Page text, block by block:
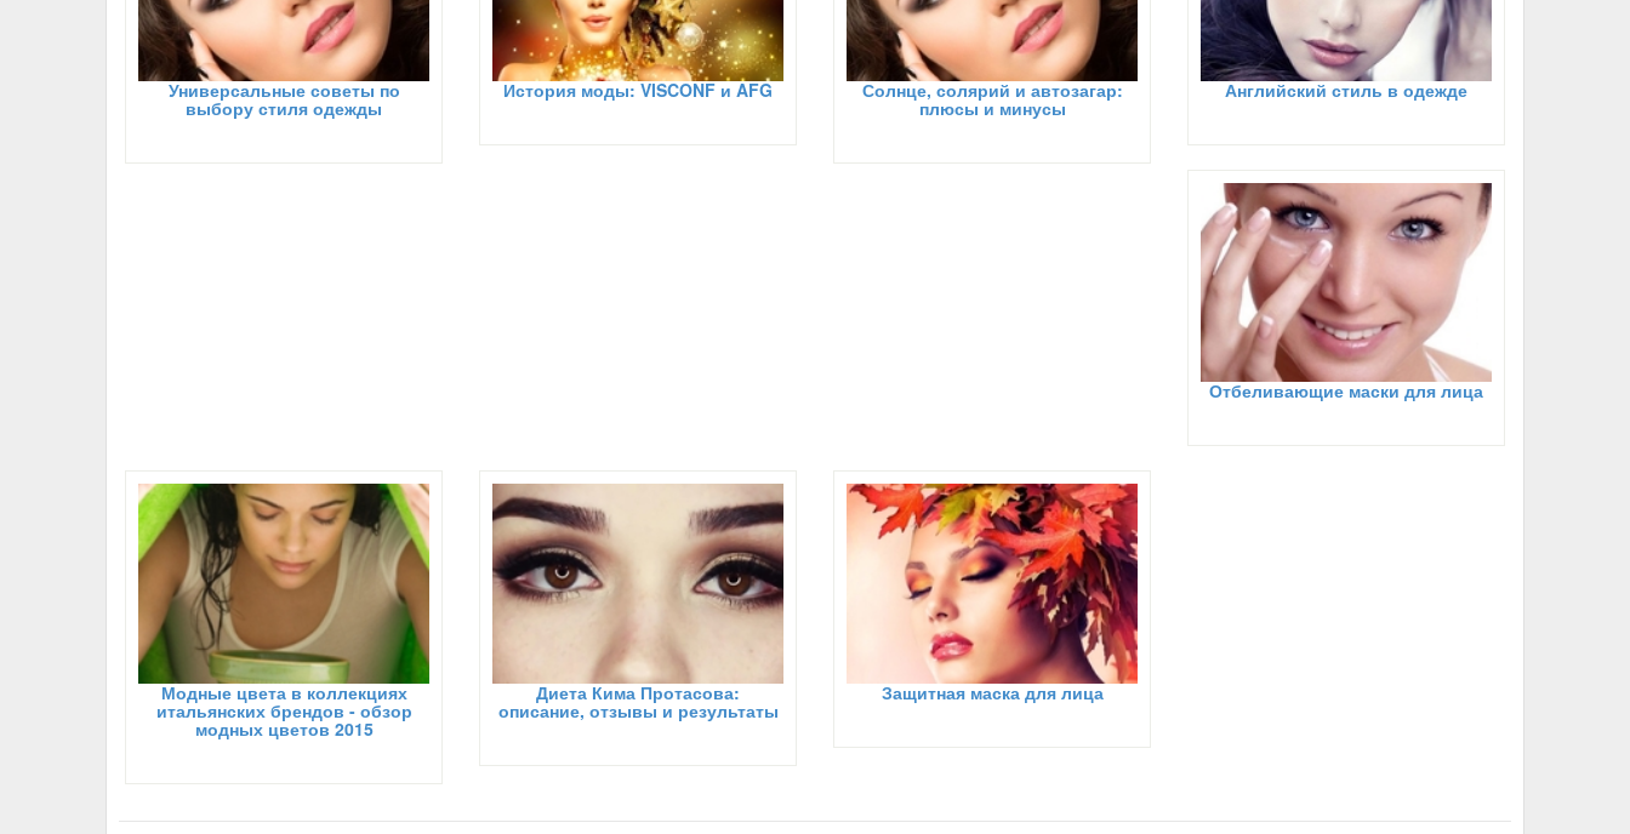
Универсальные советы по
выбору стиля одежды
История моды: VISCONF и AFG Солнце, солярий и автозагар:
плюсы и минусы
Английский стиль в одежде
Отбеливающие маски для лица
Модные цвета в коллекциях
итальянских брендов - обзор
модных цветов 2015
Диета Кима Протасова:
описание, отзывы и результаты
Защитная маска для лица